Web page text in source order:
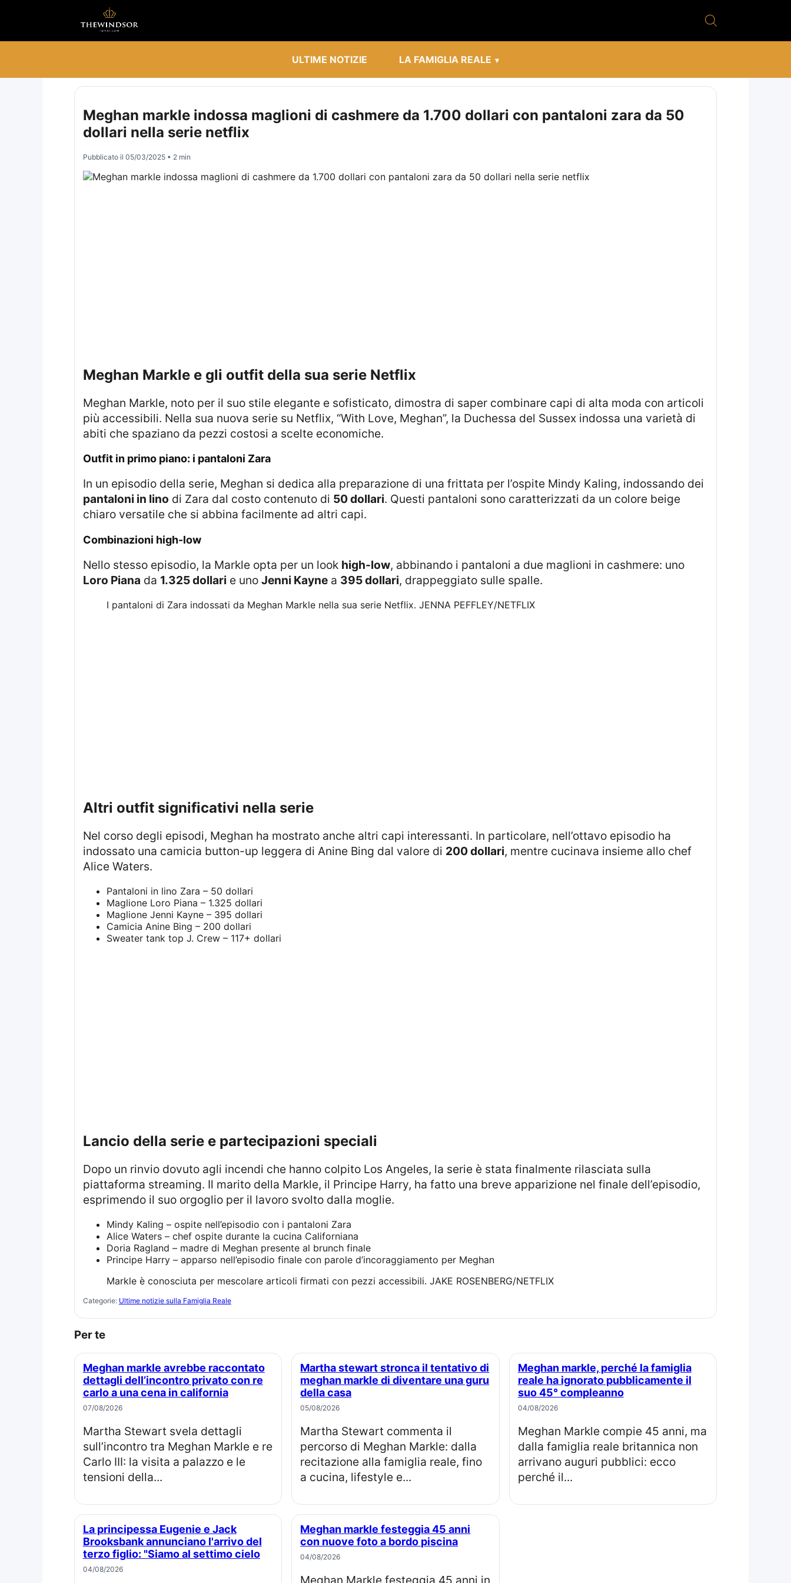
ULTIME NOTIZIE LA FAMIGLIA REALE
Meghan markle indossa maglioni di cashmere da 1.700 dollari con pantaloni zara da 50
dollari nella serie netflix
Pubblicato il 05/03/2025• 2 min
Meghan Markle e gli outfit della sua serie Netflix
Meghan Markle, noto per il suo stile elegante e sofisticato, dimostra di saper combinare capi di alta moda con articoli
più accessibili. Nella sua nuova serie su Netflix, “With Love, Meghan”, la Duchessa del Sussex indossa una varietà di
abiti che spaziano da pezzi costosi a scelte economiche.
Outfit in primo piano: i pantaloni Zara
In un episodio della serie, Meghan si dedica alla preparazione di una frittata per l’ospite Mindy Kaling, indossando dei
pantaloni in lino di Zara dal costo contenuto di 50 dollari. Questi pantaloni sono caratterizzati da un colore beige
chiaro versatile che si abbina facilmente ad altri capi.
Combinazioni high-low
Nello stesso episodio, la Markle opta per un look high-low, abbinando i pantaloni a due maglioni in cashmere: uno
Loro Piana da 1.325 dollari e uno Jenni Kaynea 395 dollari, drappeggiato sulle spalle.
I pantaloni di Zara indossati da Meghan Markle nella sua serie Netflix. JENNA PEFFLEY/NETFLIX
Altri outfit significativi nella serie
Nel corso degli episodi, Meghan ha mostrato anche altri capi interessanti. In particolare, nell’ottavo episodio ha
indossato una camicia button-up leggera di Anine Bing dal valore di 200 dollari, mentre cucinava insieme allo chef
Alice Waters.
Pantaloni in lino Zara – 50 dollari
Maglione Loro Piana – 1.325 dollari
Maglione Jenni Kayne – 395 dollari
Camicia Anine Bing – 200 dollari
Sweater tank top J. Crew – 117+ dollari
Lancio della serie e partecipazioni speciali
Dopo un rinvio dovuto agli incendi che hanno colpito Los Angeles, la serie è stata finalmente rilasciata sulla
piattaforma streaming. Il marito della Markle, il Principe Harry, ha fatto una breve apparizione nel finale dell’episodio,
esprimendo il suo orgoglio per il lavoro svolto dalla moglie.
Mindy Kaling – ospite nell’episodio con i pantaloni Zara
Alice Waters – chef ospite durante la cucina Californiana
Doria Ragland – madre di Meghan presente al brunch finale
Principe Harry – apparso nell’episodio finale con parole d’incoraggiamento per Meghan
Markle è conosciuta per mescolare articoli firmati con pezzi accessibili. JAKE ROSENBERG/NETFLIX
Categorie: Ultime notizie sulla Famiglia Reale
Per te
Meghan markle avrebbe raccontato
dettagli dell’incontro privato con re
carlo a una cena in california
07/08/2026
Martha Stewart svela dettagli
sull’incontro tra Meghan Markle e re
Carlo III: la visita a palazzo e le
tensioni della...
Martha stewart stronca il tentativo di
meghan markle di diventare una guru
della casa
05/08/2026
Martha Stewart commenta il
percorso di Meghan Markle: dalla
recitazione alla famiglia reale, fino
a cucina, lifestyle e...
Meghan markle, perché la famiglia
reale ha ignorato pubblicamente il
suo 45° compleanno
04/08/2026
Meghan Markle compie 45 anni, ma
dalla famiglia reale britannica non
arrivano auguri pubblici: ecco
perché il...
La principessa Eugenie e Jack
Brooksbank annunciano l'arrivo del
terzo figlio: "Siamo al settimo cielo
04/08/2026
Meghan markle festeggia 45 anni
con nuove foto a bordo piscina
04/08/2026